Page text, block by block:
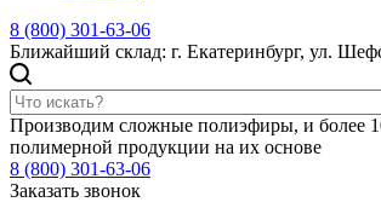
8 (800) 301-63-06
Ближайший склад: г. Екатеринбург, ул.
Производим сложные полиэфиры, и более
полимерной продукции на их основе
8 (800) 301-63-06
Заказать звонок